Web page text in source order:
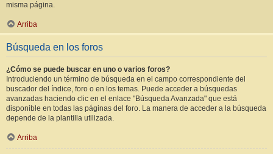
misma página.
Arriba
Búsqueda en los foros
¿Cómo se puede buscar en uno o varios foros?
Introduciendo un término de búsqueda en el campo correspondiente del
buscador del índice, foro o en los temas. Puede acceder a búsquedas
avanzadas haciendo clic en el enlace "Búsqueda Avanzada" que está
disponible en todas las páginas del foro. La manera de acceder a la búsqueda
depende de la plantilla utilizada.
Arriba